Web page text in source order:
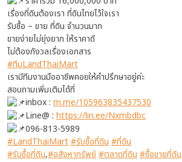
เรื่องที่ดินต้องเรา ที่ดินไทยไว้ใจเรา
รับซื้อ – ขาย ที่ดิน จำนวนมาก
ขายง่ายไม่ยุ่งยาก ให้ราคาดี
ไม่ต้องกังวลเรื่องเอกสาร
#ทีมLandThaiMart
เรามีทีมงานมืออาชีพคอยให้คำปรึกษาอยู่ค่ะ
สอบถามเพิ่มเติมได้ที่
inbox : m.me/105963835437530
Line@ : https://lin.ee/Nxmbdbc
096-813-5989
#LandThaiMart#รับซื้อที่ดิน#ที่ดิน
#รับซื้อที่ดิน,#อสังหาทรัพย์#ตลาดที่ดิน#ซื้อขายที่ดิน